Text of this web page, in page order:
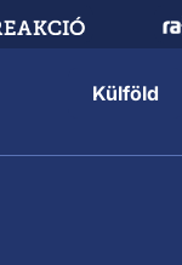
Külföld